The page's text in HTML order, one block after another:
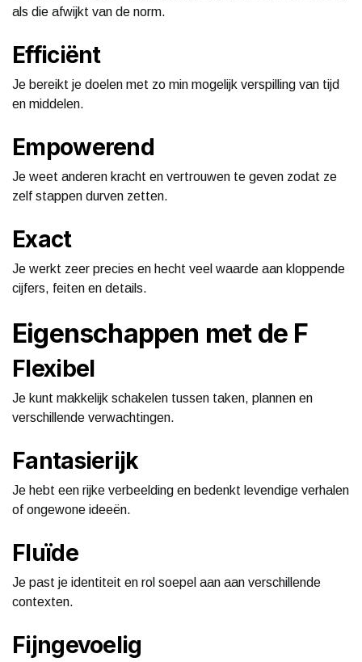
als die afwijkt van de norm.
Efficiënt
Je bereikt je doelen met zo min mogelijk verspilling van tijd
en middelen.
Empowerend
Je weet anderen kracht en vertrouwen te geven zodat ze
zelf stappen durven zetten.
Exact
Je werkt zeer precies en hecht veel waarde aan kloppende
cijfers, feiten en details.
Eigenschappen met de F
Flexibel
Je kunt makkelijk schakelen tussen taken, plannen en
verschillende verwachtingen.
Fantasierijk
Je hebt een rijke verbeelding en bedenkt levendige verhalen
of ongewone ideeën.
Fluïde
Je past je identiteit en rol soepel aan aan verschillende
contexten.
Fijngevoelig